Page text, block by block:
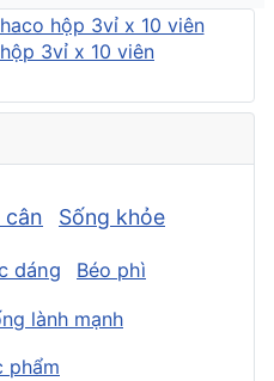
3vỉ x 10 viên
cân Sống khỏe
dáng Béo phì
lành mạnh
phẩm